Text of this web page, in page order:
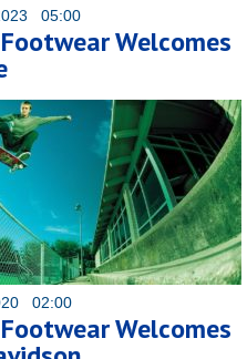
05:00
Welcomes
02:00
Welcomes